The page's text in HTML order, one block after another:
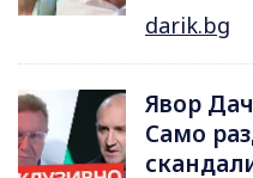
darik.bg
Явор
Само